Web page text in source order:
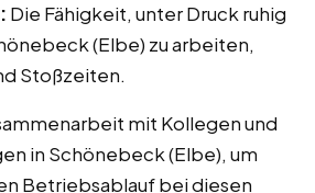
Die Fähigkeit, unter Druck ruhig
(Elbe) zu arbeiten,
Stoßzeiten.
mit Kollegen und
in Schönebeck (Elbe), um
Betriebsablauf bei diesen